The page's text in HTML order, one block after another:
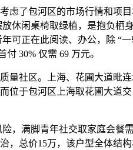
了包河区的市场行情和项目
休闲桌椅取绿植，是抱负栖
可正在此阅读、办公，除 “
30% 仅需 69 万元。
社区。上海、花圃大道毗连
位于包河区上海取花圃大道
满脚青年社交取家庭会餐
，总价15万，该户型全体结